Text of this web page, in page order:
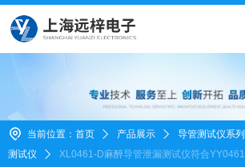
当前位置： 首页 产品展示 导管测试仪系列
测试仪
XL0461-D麻醉导管泄漏测试仪符合YY0461